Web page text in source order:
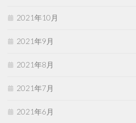
2021年10月
2021年9月
2021年8月
2021年7月
2021年6月